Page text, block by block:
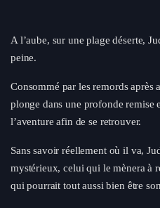
A l’aube, sur une plage déserte,
peine.
Consommé par les remords
plonge dans une profonde remise
l’aventure afin de se retrouver.
Sans savoir réellement où il va,
mystérieux, celui qui le mènera à
qui pourrait tout aussi bien être